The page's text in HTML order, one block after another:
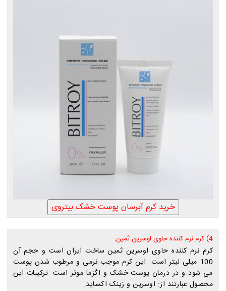
4) کرم نرم کننده حاوی اوسرین ثمین:
کرم نرم کننده حاوی اوسرین ثمین ساخت ایران است و حجم آن
100 میلی لیتر است. این کرم موجب نرمی و مرطوب شدن پوست
می شود و در درمان پوست خشک و اگزما موثر است. ترکیبات این
محصول عبارتند از: اوسرین و زینک اکساید.